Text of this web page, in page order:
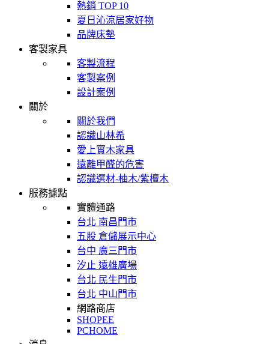
熱銷 TOP 10
夏日沁涼居家好物
品牌床墊
客製家具
客製流程
客製案例
設計案例
關於
關於我們
認識山林希
愛上實木家具
遠離甲醛的危害
認識選材-柚木/紫檀木
服務據點
實體通路
台北 南昌門市
五股 倉儲展示中心
台中 廣三門市
汐止 遠雄廣場
台北 民生門市
台北 中山門市
網路商店
SHOPEE
PCHOME